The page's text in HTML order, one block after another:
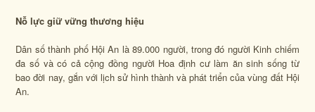
Nỗ lực giữ vững thương hiệu
Dân số thành phố Hội An là 89.000 người, trong đó người Kinh chiếm
đa số và ​có cả cộng đồng người Hoa định cư làm ăn sinh sống từ
bao đời nay, gắn với lịch sử hình thành và phát triển của vùng đất Hội
An.